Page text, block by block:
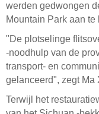
werden gedwongen
Mountain Park aan te
"De plotselinge
-noodhulp van de
transport- en
gelanceerd", zegt Ma
Terwijl het